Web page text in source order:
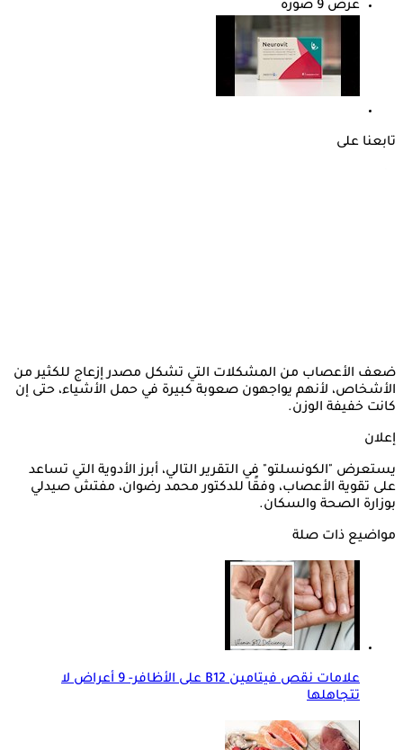
عرض 9 صورة
تابعنا على
ضعف الأعصاب من المشكلات التي تشكل مصدر إزعاج للكثير من
الأشخاص، لأنهم يواجهون صعوبة كبيرة في حمل الأشياء، حتى إن
كانت خفيفة الوزن.
إعلان
يستعرض "الكونسلتو" في التقرير التالي، أبرز الأدوية التي تساعد
على تقوية الأعصاب، وفقًا للدكتور محمد رضوان، مفتش صيدلي
بوزارة الصحة والسكان.
مواضيع ذات صلة
علامات نقص فيتامين B12 على الأظافر- 9 أعراض لا
تتجاهلها